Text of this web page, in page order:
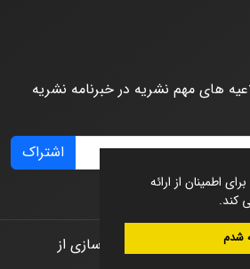
اطمینان از ارائه
کند.
شدم
های مهم نشریه در خبرنامه نشریه
اشتراک
علمی.
طراحی و پیاده سازی از